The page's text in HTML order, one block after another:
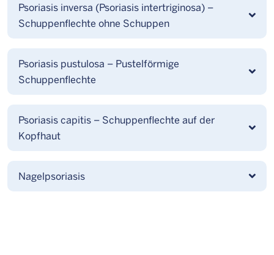
Psoriasis inversa (Psoriasis intertriginosa) –
Schuppenflechte ohne Schuppen
Psoriasis pustulosa – Pustelförmige
Schuppenflechte
Psoriasis capitis – Schuppenflechte auf der
Kopfhaut
Nagelpsoriasis